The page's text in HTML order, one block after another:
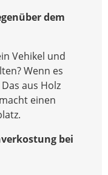
dem
Vehikel und
Wenn es
aus Holz
einen
bei